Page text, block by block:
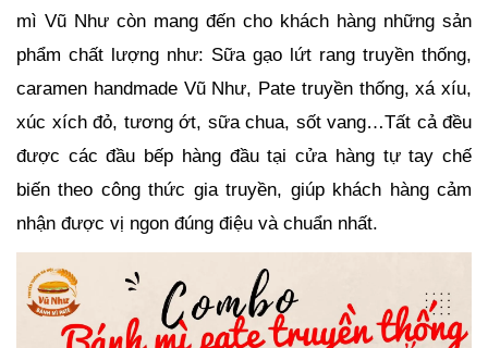
mì Vũ Như còn mang đến cho khách hàng những sản
phẩm chất lượng như: Sữa gạo lứt rang truyền thống,
caramen handmade Vũ Như, Pate truyền thống, xá xíu,
xúc xích đỏ, tương ớt, sữa chua, sốt vang…Tất cả đều
được các đầu bếp hàng đầu tại cửa hàng tự tay chế
biến theo công thức gia truyền, giúp khách hàng cảm
nhận được vị ngon đúng điệu và chuẩn nhất.